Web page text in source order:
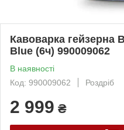
Кавоварка гейзерна
Blue (6ч) 990009062
В наявності
Код: 990009062
Роздріб
2 999 ₴